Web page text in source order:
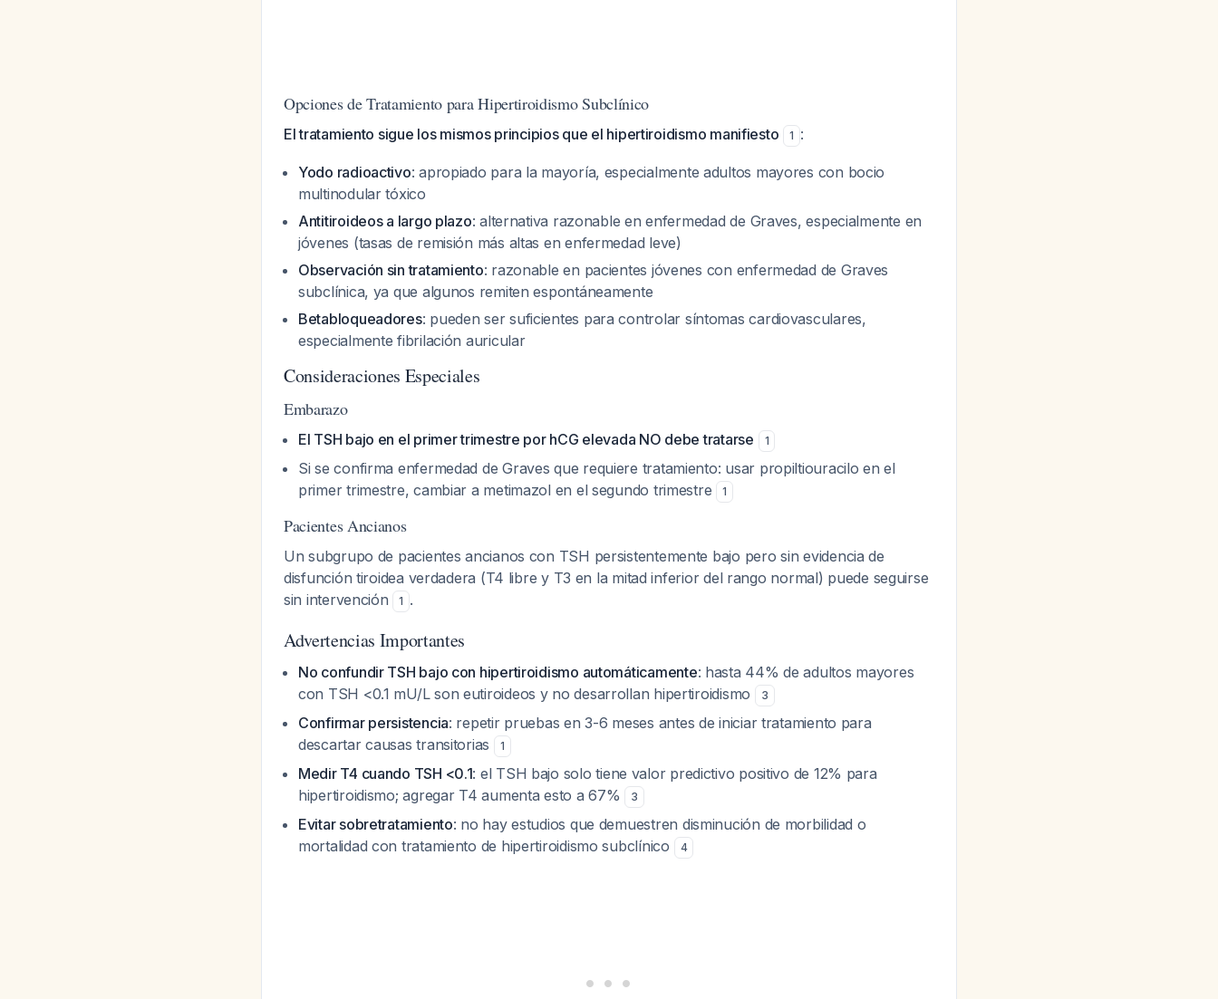
Opciones de Tratamiento para Hipertiroidismo Subclínico
El tratamiento sigue los mismos principios que el hipertiroidismo manifiesto 1 :
Yodo radioactivo: apropiado para la mayoría, especialmente adultos mayores con bocio
multinodular tóxico
Antitiroideos a largo plazo: alternativa razonable en enfermedad de Graves, especialmente en
jóvenes (tasas de remisión más altas en enfermedad leve)
Observación sin tratamiento: razonable en pacientes jóvenes con enfermedad de Graves
subclínica, ya que algunos remiten espontáneamente
Betabloqueadores: pueden ser suficientes para controlar síntomas cardiovasculares,
especialmente fibrilación auricular
Consideraciones Especiales
Embarazo
El TSH bajo en el primer trimestre por hCG elevada NO debe tratarse 1
Si se confirma enfermedad de Graves que requiere tratamiento: usar propiltiouracilo en el
primer trimestre, cambiar a metimazol en el segundo trimestre
1
Pacientes Ancianos
Un subgrupo de pacientes ancianos con TSH persistentemente bajo pero sin evidencia de
disfunción tiroidea verdadera (T4 libre y T3 en la mitad inferior del rango normal) puede seguirse
sin intervención
1 .
Advertencias Importantes
No confundir TSH bajo con hipertiroidismo automáticamente: hasta 44% de adultos mayores
con TSH <0.1 mU/L son eutiroideos y no desarrollan hipertiroidismo
3
Confirmar persistencia: repetir pruebas en 3-6 meses antes de iniciar tratamiento para
descartar causas transitorias
1
Medir T4 cuando TSH <0.1: el TSH bajo solo tiene valor predictivo positivo de 12% para
hipertiroidismo; agregar T4 aumenta esto a 67%
3
Evitar sobretratamiento: no hay estudios que demuestren disminución de morbilidad o
mortalidad con tratamiento de hipertiroidismo subclínico
4